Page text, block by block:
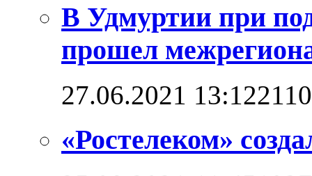
В Удмуртии при
прошел
27.06.2021 13:12
«Ростелеком»